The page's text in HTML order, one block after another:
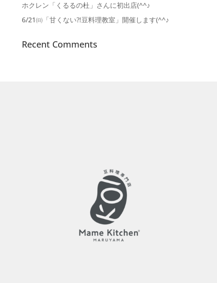
ホクレン「くるるの杜」さんに初出店(^^♪
6/21㈰「甘くない⁈豆料理教室」開催します(^^♪
Recent Comments